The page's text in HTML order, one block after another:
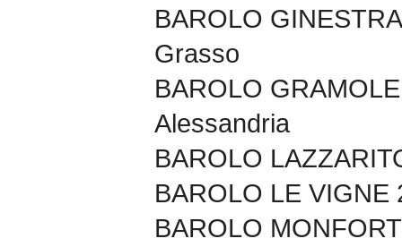
BAROLO
Grasso
BAROLO
Alessandria
BAROLO
BAROLO LE VIGNE
BAROLO